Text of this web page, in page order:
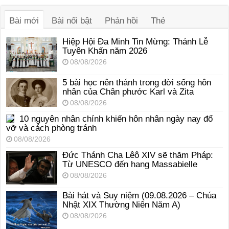
Bài mới Bài nổi bật Phản hồi Thẻ
Hiệp Hội Đa Minh Tin Mừng: Thánh Lễ
Tuyên Khấn năm 2026
08/08/2026
5 bài học nên thánh trong đời sống hôn
nhân của Chân phước Karl và Zita
08/08/2026
10 nguyên nhân chính khiến hôn nhân ngày nay đổ
vỡ và cách phòng tránh
08/08/2026
Đức Thánh Cha Lêô XIV sẽ thăm Pháp:
Từ UNESCO đến hang Massabielle
08/08/2026
Bài hát và Suy niệm (09.08.2026 – Chúa
Nhật XIX Thường Niên Năm A)
08/08/2026